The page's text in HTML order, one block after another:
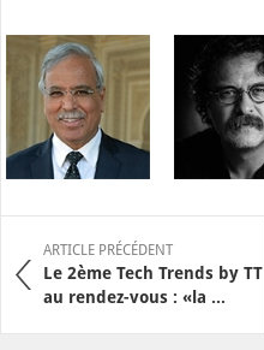
ARTICLE PRÉCÉDENT
Le 2ème Tech Trends by TT
au rendez-vous : «la ...